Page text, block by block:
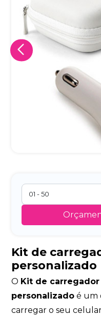
Kit de
personalizado
O Kit de
personalizado é um
carregar o seu